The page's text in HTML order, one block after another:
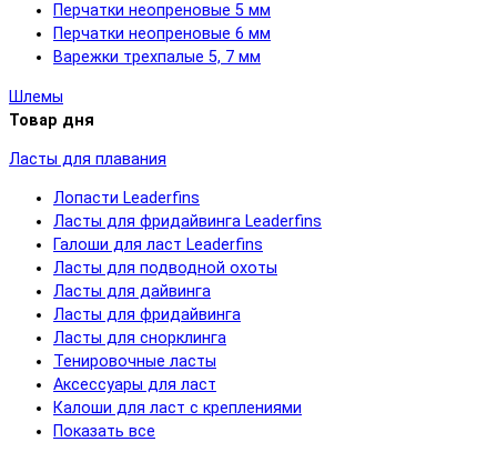
Перчатки неопреновые 5 мм
Перчатки неопреновые 6 мм
Варежки трехпалые 5, 7 мм
Шлемы
Товар дня
Ласты для плавания
Лопасти Leaderfins
Ласты для фридайвинга Leaderfins
Галоши для ласт Leaderfins
Ласты для подводной охоты
Ласты для дайвинга
Ласты для фридайвинга
Ласты для снорклинга
Тенировочные ласты
Аксессуары для ласт
Калоши для ласт с креплениями
Показать все